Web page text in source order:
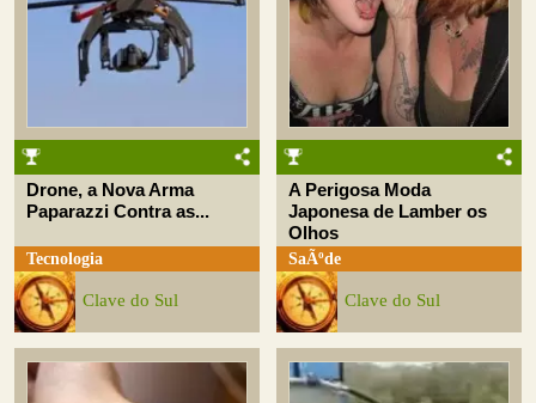
Drone, a Nova Arma
Paparazzi Contra as...
Tecnologia
Clave do Sul
A Perigosa Moda
Japonesa de Lamber os
Olhos
SaÃºde
Clave do Sul